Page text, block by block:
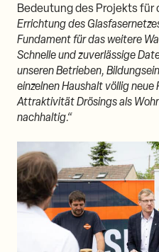
Bedeutung des Projekts für
Errichtung des
Fundament für das weitere
Schnelle und zuverlässige
unseren Betrieben,
einzelnen Haushalt völlig
Attraktivität Drösings als
nachhaltig.“